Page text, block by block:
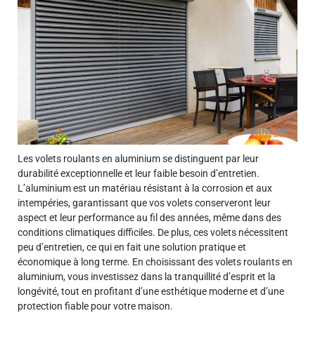
Les volets roulants en aluminium se distinguent par leur
durabilité exceptionnelle et leur faible besoin d’entretien.
L’aluminium est un matériau résistant à la corrosion et aux
intempéries, garantissant que vos volets conserveront leur
aspect et leur performance au fil des années, même dans des
conditions climatiques difficiles. De plus, ces volets nécessitent
peu d’entretien, ce qui en fait une solution pratique et
économique à long terme. En choisissant des volets roulants en
aluminium, vous investissez dans la tranquillité d’esprit et la
longévité, tout en profitant d’une esthétique moderne et d’une
protection fiable pour votre maison.